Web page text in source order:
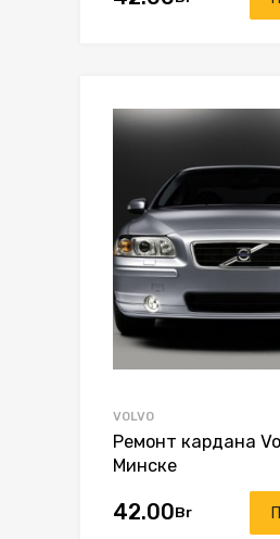
VOLVO
Ремонт кардана
Минске
42.00Br